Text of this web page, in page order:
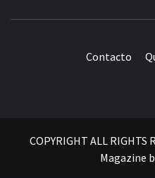
Contacto
COPYRIGHT ALL RIGHTS
Magazine